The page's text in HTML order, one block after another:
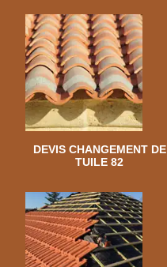
DEVIS CHANGEMENT DE
TUILE 82